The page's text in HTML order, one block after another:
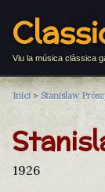
Viu la música clàssica
Inici > Stanislaw
1926